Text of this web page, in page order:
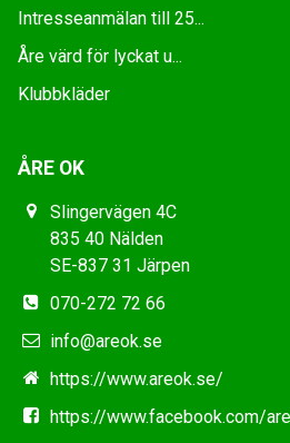
Intresseanmälan till 25...
Åre värd för lyckat u...
Klubbkläder
ÅRE OK
Slingervägen 4C
835 40 Nälden
SE-837 31 Järpen
070-272 72 66
info@areok.se
https://www.areok.se/
https://www.facebook.com/